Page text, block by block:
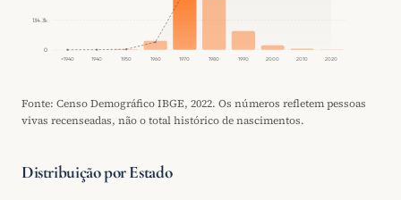
0
134.3k
<1940 1940 1950 1960 1970 1980 1990 2000 2010 2020
Fonte: Censo Demográfico IBGE, 2022. Os números refletem pessoas
vivas recenseadas, não o total histórico de nascimentos.
Distribuição por Estado